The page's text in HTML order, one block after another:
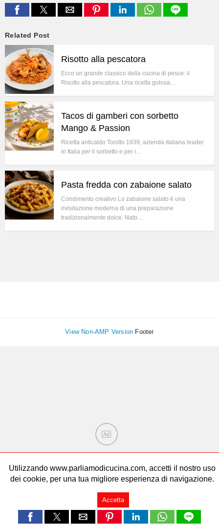
Related Post
Risotto alla pescatora
Ecco un grande classico della cucina di pesce: il
Risotto alla pescatora. Una ricetta golosa…
Tacos di gamberi con sorbetto
Mango & Passion
Ricetta anticaldo Tonitto 1939, azienda italiana leader
in Italia per il sorbetto e per i…
Pasta fredda con zabaione salato
Condimento creativo Lo zabaione salato è una
rivisitazione moderna di una preparazione
tradizionalmente dolce. Nato…
View Non-AMP Version Footer
Utilizzando www.parliamodicucina.com, accetti il nostro uso
dei cookie, per una tua migliore esperienza di navigazione.
Accetta
Ad